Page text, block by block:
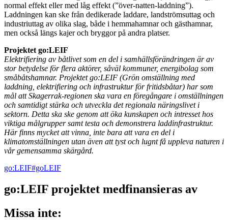
normal effekt eller med låg effekt (”över-natten-laddning”).
Laddningen kan ske från dedikerade laddare, landströmsuttag och
industriuttag av olika slag, både i hemmahamnar och gästhamnar,
men också längs kajer och bryggor på andra platser.
Projektet go:LEIF
Elektrifiering av båtlivet som en del i samhällsförändringen är av
stor betydelse för flera aktörer, såväl kommuner, energibolag som
småbåtshamnar. Projektet go:LEIF (Grön omställning med
laddning, elektrifiering och infrastruktur för fritidsbåtar) har som
mål att Skagerrak-regionen ska vara en föregångare i omställningen
och samtidigt stärka och utveckla det regionala näringslivet i
sektorn. Detta ska ske genom att öka kunskapen och intresset hos
viktiga målgrupper samt testa och demonstrera laddinfrastruktur.
Här finns mycket att vinna, inte bara att vara en del i
klimatomställningen utan även att tyst och lugnt få uppleva naturen i
vår gemensamma skärgård.
go:LEIF#goLEIF
go:LEIF projektet medfinansieras av
Missa inte: